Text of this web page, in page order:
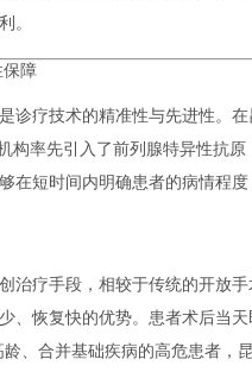
。
保障
诊疗技术的精准性与先进性。
构率先引入了前列腺特异性抗原
在短时间内明确患者的病情程
治疗手段，相较于传统的开放
、恢复快的优势。患者术后当
、合并基础疾病的高危患者，